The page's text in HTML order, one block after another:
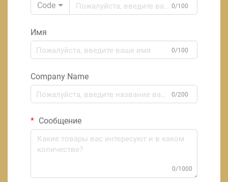
Code
0/100
Имя
0/100
Company Name
0/200
Сообщение
0/1000